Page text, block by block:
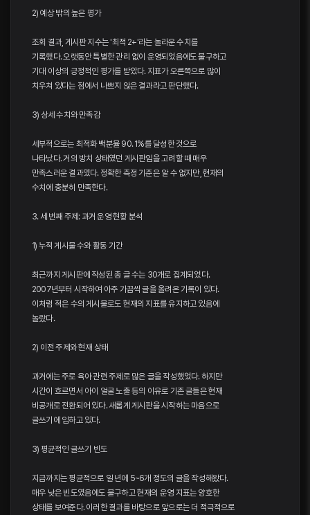
2) 예상 밖의 높은 평가
조회 결과, 게시판 지수는 '최적 2+'라는 놀라운 수치를
기록했다. 오랫동안 특별한 관리 없이 운영되었음에도 불구하고
기대 이상의 긍정적인 평가를 받았다. 지표가 오른쪽으로 많이
치우쳐 있다는 점에서 나쁘지 않은 결과라고 판단했다.
3) 상세 수치와 만족감
세부적으로는 최적화 백분율 90. 1%를 달성한 것으로
나타났다. 거의 방치 상태였던 게시판임을 고려할 때 매우
만족스러운 결과였다. 정확한 측정 기준은 알 수 없지만, 현재의
수치에 충분히 만족한다.
3. 세 번째 주제: 과거 운영 현황 분석
1) 누적 게시물 수와 활동 기간
최근까지 게시판에 작성된 총 글 수는 30개로 집계되었다.
2007년부터 시작하여 아주 가끔씩 글을 올려온 기록이 있다.
이처럼 적은 수의 게시물로도 현재의 지표를 유지하고 있음에
놀랐다.
2) 이전 주제와 현재 상태
과거에는 주로 육아 관련 주제로 많은 글을 작성했었다. 하지만
시간이 흐르면서 아이 얼굴 노출 등의 이유로 기존 글들은 현재
비공개로 전환되어 있다. 새롭게 게시판을 시작하는 마음으로
글쓰기에 임하고 있다.
3) 평균적인 글쓰기 빈도
지금까지는 평균적으로 일 년에 5~6개 정도의 글을 작성해왔다.
매우 낮은 빈도였음에도 불구하고 현재의 운영 지표는 양호한
상태를 보여준다. 이러한 결과를 바탕으로 앞으로는 더 적극적으로